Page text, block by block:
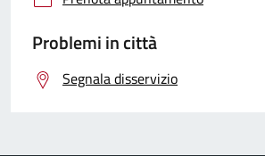
Problemi in città
Segnala disservizio